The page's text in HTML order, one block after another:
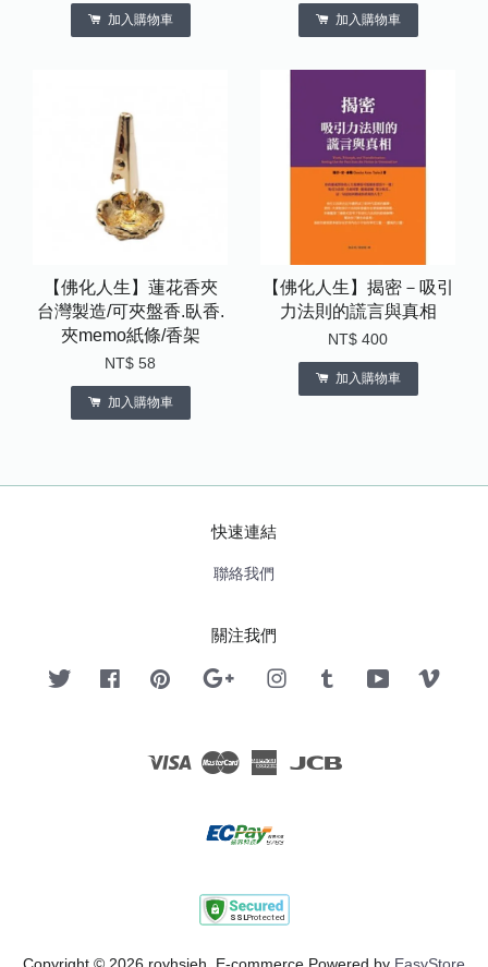
加入購物車 加入購物車
【佛化人生】蓮花香夾
台灣製造/可夾盤香.臥香.
夾memo紙條/香架
NT$ 58
加入購物車
【佛化人生】揭密－吸引
力法則的謊言與真相
NT$ 400
加入購物車
快速連結
聯絡我們
關注我們
Twitter FacebookPinterest Google InstagramTumblr YouTube
Visa Master American